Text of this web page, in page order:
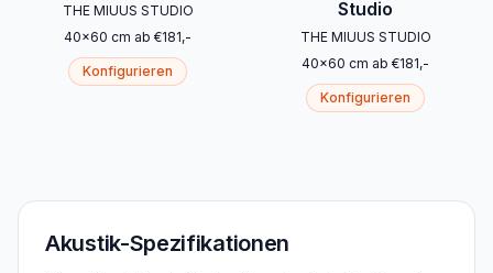
THE MIUUS STUDIO
40x60 cm ab €181,-
Konfigurieren
Studio
THE MIUUS STUDIO
40x60 cm ab €181,-
Konfigurieren
Akustik-Spezifikationen